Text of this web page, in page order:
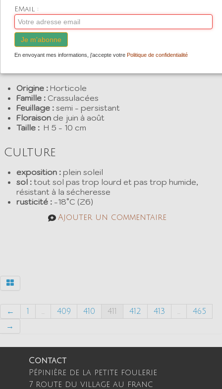
développe grâce à un fin réseau de racines
souterraines et forme des tapis denses très lumineux.
Floraison jaune d'or. Très rustique et résistant à la
sécheresse, il colonisera les endroits les plus difficiles
et secs, toitures végétalisées.
Origine : Horticole
Famille : Crassulacées
Feuillage : semi - persistant
Floraison de juin à août
Taille : H 5 - 10 cm
Culture
exposition : plein soleil
sol : tout sol pas trop lourd et pas trop humide,
résistant à la sécheresse
rusticité : -18°C (Z6)
Ajouter un commentaire
← 1 ... 409 410 411 412 413 ...
465
→
Contact
Pépinière de la petite foulerie
7 route du village au franc
EMail :
Je m'abonne
En envoyant mes informations, j'accepte votre Politique de confidentialité